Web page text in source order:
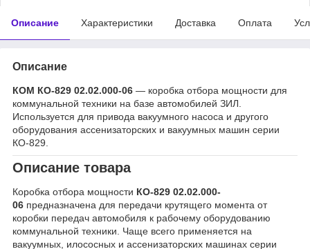
Описание Характеристики Доставка Оплата
Описание
КОМ КО-829 02.02.000-06 — коробка отбора мощности для
коммунальной техники на базе автомобилей ЗИЛ.
Используется для привода вакуумного насоса и другого
оборудования ассенизаторских и вакуумных машин серии
КО-829.
Описание товара
Коробка отбора мощности КО-829 02.02.000-
06 предназначена для передачи крутящего момента от
коробки передач автомобиля к рабочему оборудованию
коммунальной техники. Чаще всего применяется на
вакуумных, илососных и ассенизаторских машинах серии